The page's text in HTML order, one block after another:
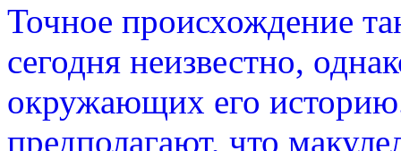
Точное происхождение
сегодня неизвестно,
окружающих его
предполагают, что